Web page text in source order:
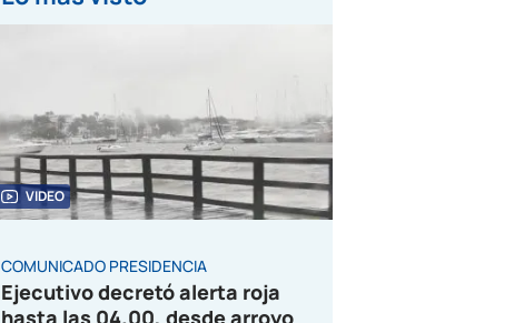
VIDEO
COMUNICADO PRESIDENCIA
Ejecutivo decretó alerta roja